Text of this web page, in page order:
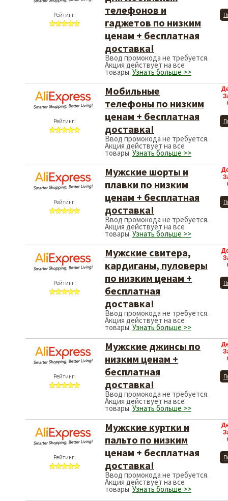
Рейтинг:
телефонов и
гаджетов по низким
ценам + бесплатная
доставка!
Ввод промокода не требуется.
Акция действует на все
товары. Узнать больше >>
Рейтинг:
Мобильные
телефоны по низким
ценам + бесплатная
доставка!
Ввод промокода не требуется.
Акция действует на все
товары. Узнать больше >>
Рейтинг:
Мужские шорты и
плавки по низким
ценам + бесплатная
доставка!
Ввод промокода не требуется.
Акция действует на все
товары. Узнать больше >>
Рейтинг:
Мужские свитера,
кардиганы, пуловеры
по низким ценам +
бесплатная
доставка!
Ввод промокода не требуется.
Акция действует на все
товары. Узнать больше >>
Рейтинг:
Мужские джинсы по
низким ценам +
бесплатная
доставка!
Ввод промокода не требуется.
Акция действует на все
товары. Узнать больше >>
Рейтинг:
Мужские куртки и
пальто по низким
ценам + бесплатная
доставка!
Ввод промокода не требуется.
Акция действует на все
товары. Узнать больше >>